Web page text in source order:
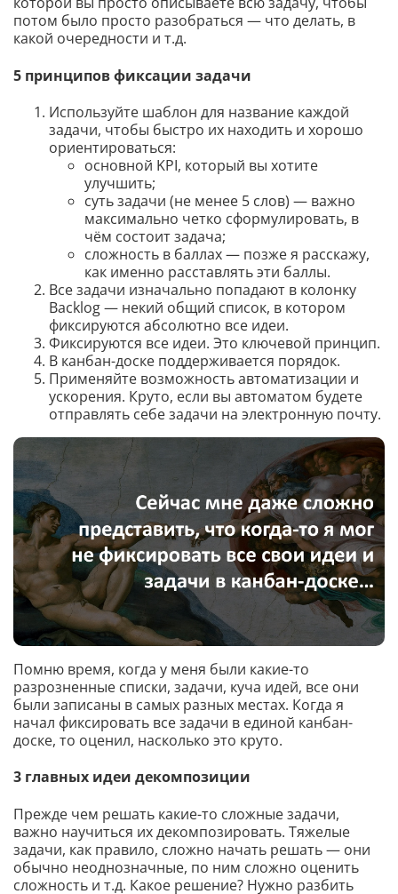
потом было просто разобраться — что делать, в
какой очередности и т.д.
5 принципов фиксации задачи
Используйте шаблон для название каждой
задачи, чтобы быстро их находить и хорошо
ориентироваться:
основной KPI, который вы хотите
улучшить;
суть задачи (не менее 5 слов) — важно
максимально четко сформулировать, в
чём состоит задача;
сложность в баллах — позже я расскажу,
как именно расставлять эти баллы.
Все задачи изначально попадают в колонку
Backlog — некий общий список, в котором
фиксируются абсолютно все идеи.
Фиксируются все идеи. Это ключевой принцип.
В канбан-доске поддерживается порядок.
Применяйте возможность автоматизации и
ускорения. Круто, если вы автоматом будете
отправлять себе задачи на электронную почту.
Помню время, когда у меня были какие-то
разрозненные списки, задачи, куча идей, все они
были записаны в самых разных местах. Когда я
начал фиксировать все задачи в единой канбан-
доске, то оценил, насколько это круто.
3 главных идеи декомпозиции
Прежде чем решать какие-то сложные задачи,
важно научиться их декомпозировать. Тяжелые
задачи, как правило, сложно начать решать — они
обычно неоднозначные, по ним сложно оценить
сложность и т.д. Какое решение? Нужно разбить